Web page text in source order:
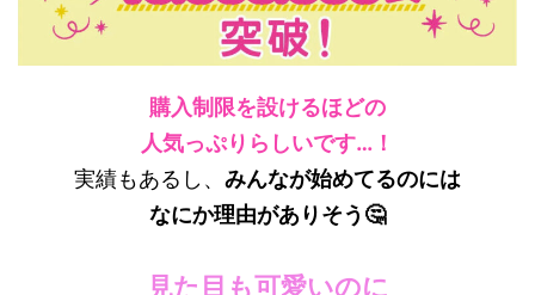
購入制限を設けるほどの
人気っぷりらしいです…！
実績もあるし、 みんなが始めてるのには
なにか理由がありそう🤔
見た目も可愛いのに